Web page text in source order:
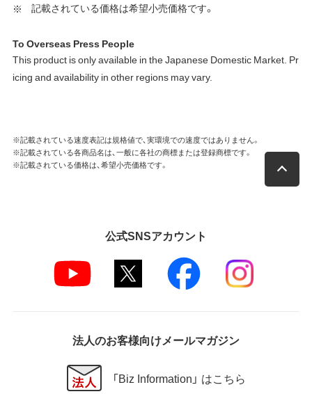
記載されている価格は希望小売価格です。
To Overseas Press People
This product is only available in the Japanese Domestic Market. Pr
icing and availability in other regions may vary.
※記載されている速度表記は規格値で、実環境での速度ではありません。
※記載されている各商品名は、一般に各社の商標または登録商標です。
※記載されている価格は、希望小売価格です。
公式SNSアカウント
法人のお客様向けメールマガジン
「Biz Information」 はこちら